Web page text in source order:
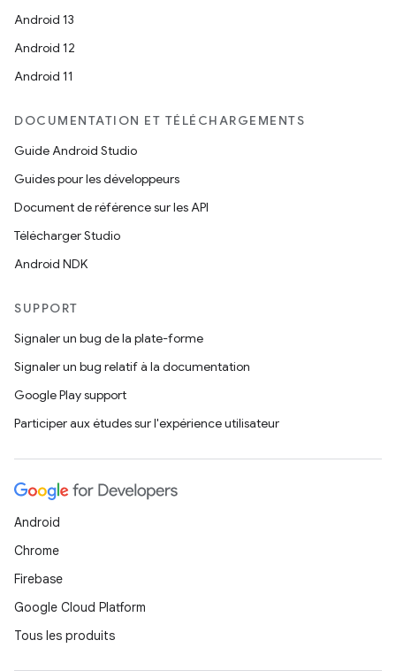
Android 13
Android 12
Android 11
DOCUMENTATION ET TÉLÉCHARGEMENTS
Guide Android Studio
Guides pour les développeurs
Document de référence sur les API
Télécharger Studio
Android NDK
SUPPORT
Signaler un bug de la plate-forme
Signaler un bug relatif à la documentation
Google Play support
Participer aux études sur l'expérience utilisateur
Android
Chrome
Firebase
Google Cloud Platform
Tous les produits